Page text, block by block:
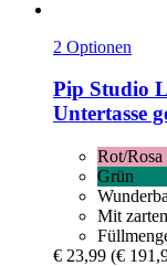
2 Optionen
Pip Studio
Untertasse
Rot/Rosa
Grün
Mit
€ 23,99 (€